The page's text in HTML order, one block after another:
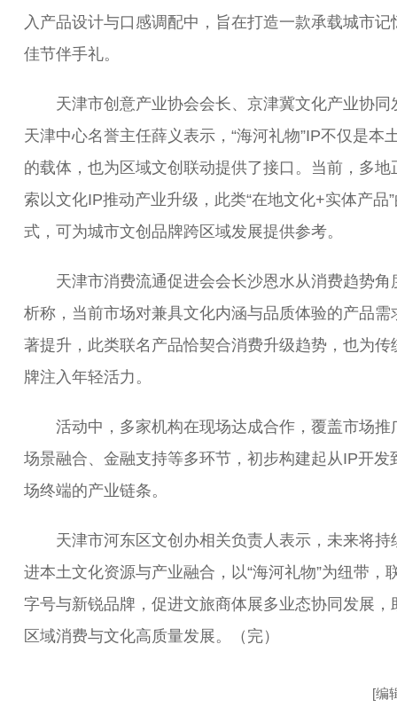
入产品设计与口感调配中，旨在打造一款承载城市记
佳节伴手礼。
天津市创意产业协会会长、京津冀文化产业协同
天津中心名誉主任薛义表示，“海河礼物”IP不仅是本
的载体，也为区域文创联动提供了接口。当前，多地
索以文化IP推动产业升级，此类“在地文化+实体产品
式，可为城市文创品牌跨区域发展提供参考。
天津市消费流通促进会会长沙恩水从消费趋势角
析称，当前市场对兼具文化内涵与品质体验的产品需
著提升，此类联名产品恰契合消费升级趋势，也为传
牌注入年轻活力。
活动中，多家机构在现场达成合作，覆盖市场推
场景融合、金融支持等多环节，初步构建起从IP开发
场终端的产业链条。
天津市河东区文创办相关负责人表示，未来将持
进本土文化资源与产业融合，以“海河礼物”为纽带，
字号与新锐品牌，促进文旅商体展多业态协同发展，
区域消费与文化高质量发展。（完）
[编